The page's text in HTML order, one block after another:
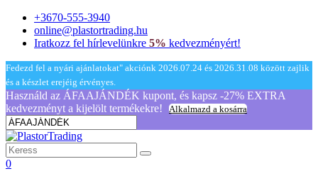
+3670-555-3940
online@plastortrading.hu
Iratkozz fel hírlevelünkre 5% kedvezményért!
Fedezd fel a nyári ajánlatokat" akciónk 2026.07.24 és 2026.31.08 között zajlik
és a készlet erejéig érvényes.
Használd az ÁFAAJÁNDÉK kupont, és kapsz -27% EXTRA
kedvezményt a kijelölt termékekre!
Alkalmazd a kosárra
0